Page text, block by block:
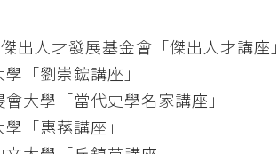
出人才發展基金會「傑出人才講座」
「劉崇鋐講座」
大學「當代史學名家講座」
「惠蓀講座」